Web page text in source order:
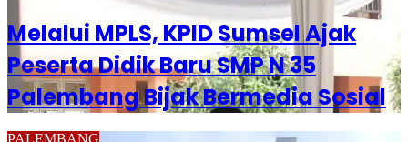
Melalui MPLS, KPID Sumsel Ajak
Peserta Didik Baru SMP N 35
Palembang Bijak Bermedia Sosial
PALEMBANG